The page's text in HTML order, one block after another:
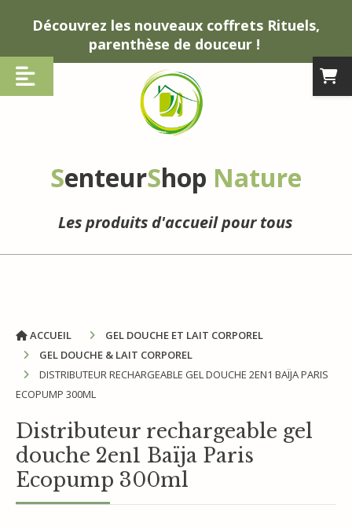
Découvrez les nouveaux coffrets Rituels,
parenthèse de douceur !
SenteurShop Nature
Les produits d'accueil pour tous
ACCUEIL
GEL DOUCHE ET LAIT CORPOREL
GEL DOUCHE & LAIT CORPOREL
DISTRIBUTEUR RECHARGEABLE GEL DOUCHE 2EN1 BAÏJA PARIS
ECOPUMP 300ML
Distributeur rechargeable gel
douche 2en1 Baïja Paris
Ecopump 300ml